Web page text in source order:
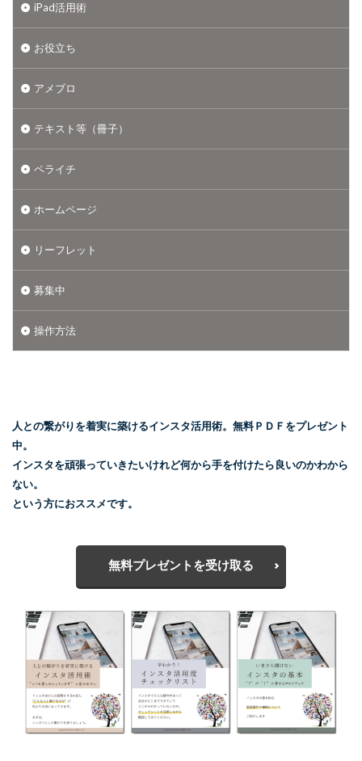
iPad活用術
お役立ち
アメブロ
テキスト等（冊子）
ペライチ
ホームページ
リーフレット
募集中
操作方法
人との繋がりを着実に築けるインスタ活用術。無料ＰＤＦをプレゼント
中。
インスタを頑張っていきたいけれど何から手を付けたら良いのかわから
ない。
という方におススメです。
無料プレゼントを受け取る